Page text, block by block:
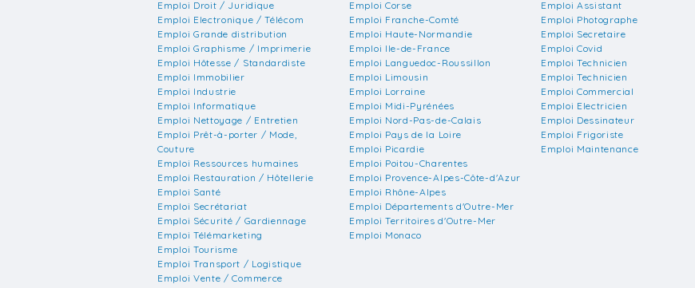
Emploi Droit / Juridique
Emploi Electronique / Télécom
Emploi Grande distribution
Emploi Graphisme / Imprimerie
Emploi Hôtesse / Standardiste
Emploi Immobilier
Emploi Industrie
Emploi Informatique
Emploi Nettoyage / Entretien
Emploi Prêt-à-porter / Mode,
Couture
Emploi Ressources humaines
Emploi Restauration / Hôtellerie
Emploi Santé
Emploi Secrétariat
Emploi Sécurité / Gardiennage
Emploi Télémarketing
Emploi Tourisme
Emploi Transport / Logistique
Emploi Vente / Commerce
Emploi Corse
Emploi Franche-Comté
Emploi Haute-Normandie
Emploi Ile-de-France
Emploi Languedoc-Roussillon
Emploi Limousin
Emploi Lorraine
Emploi Midi-Pyrénées
Emploi Nord-Pas-de-Calais
Emploi Pays de la Loire
Emploi Picardie
Emploi Poitou-Charentes
Emploi Provence-Alpes-Côte-d'Azur
Emploi Rhône-Alpes
Emploi Départements d'Outre-Mer
Emploi Territoires d'Outre-Mer
Emploi Monaco
Emploi Assistant
Emploi Photographe
Emploi Secretaire
Emploi Covid
Emploi Technicien
Emploi Technicien
Emploi Commercial
Emploi Electricien
Emploi Dessinateur
Emploi Frigoriste
Emploi Maintenance